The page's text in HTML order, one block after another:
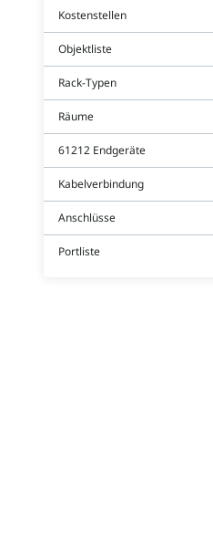
Kostenstellen
Objektliste
Rack-Typen
Räume
61212 Endgeräte
Kabelverbindung
Anschlüsse
Portliste